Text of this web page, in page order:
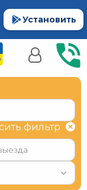
Установить
фильтр